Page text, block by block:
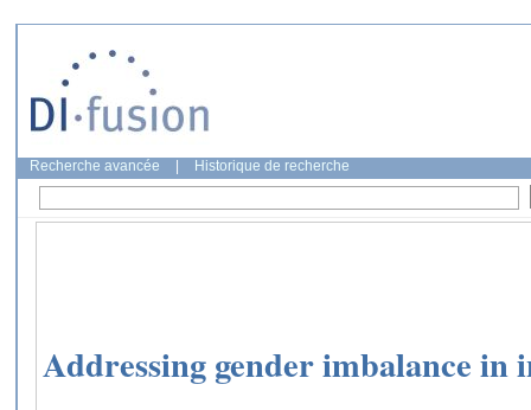
Recherche avancée Historique de recherche
Addressing gender imbalance in